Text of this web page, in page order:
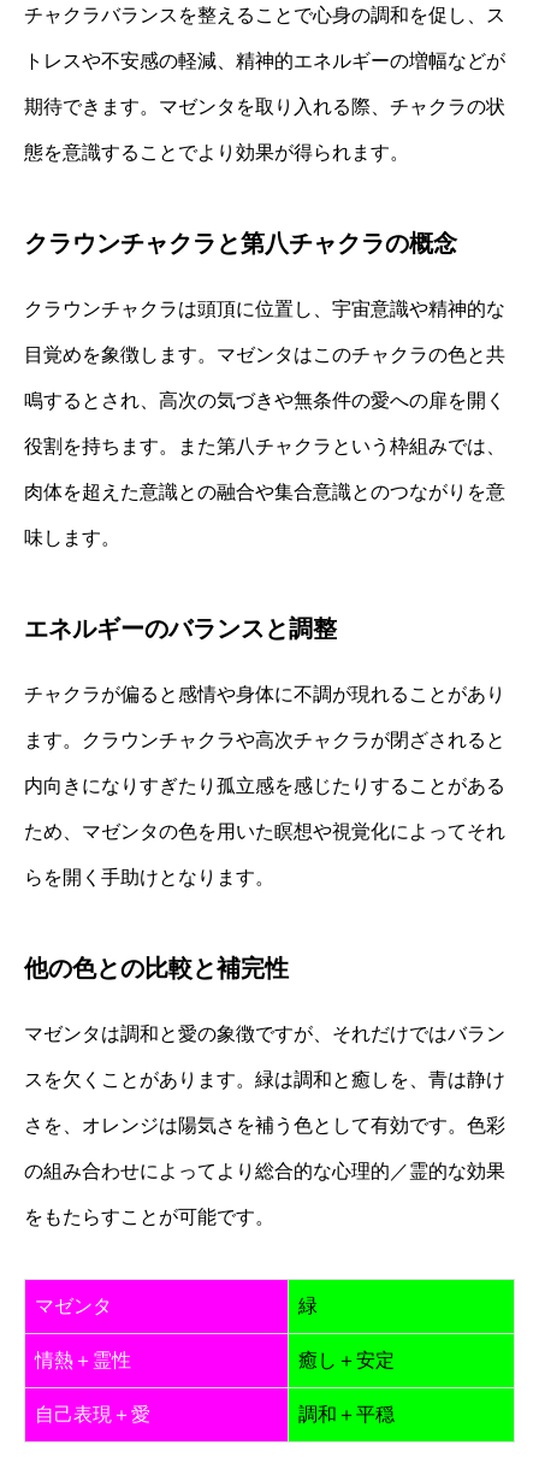
チャクラバランスを整えることで心身の調和を促し、ス
トレスや不安感の軽減、精神的エネルギーの増幅などが
期待できます。マゼンタを取り入れる際、チャクラの状
態を意識することでより効果が得られます。
クラウンチャクラと第八チャクラの概念
クラウンチャクラは頭頂に位置し、宇宙意識や精神的な
目覚めを象徴します。マゼンタはこのチャクラの色と共
鳴するとされ、高次の気づきや無条件の愛への扉を開く
役割を持ちます。また第八チャクラという枠組みでは、
肉体を超えた意識との融合や集合意識とのつながりを意
味します。
エネルギーのバランスと調整
チャクラが偏ると感情や身体に不調が現れることがあり
ます。クラウンチャクラや高次チャクラが閉ざされると
内向きになりすぎたり孤立感を感じたりすることがある
ため、マゼンタの色を用いた瞑想や視覚化によってそれ
らを開く手助けとなります。
他の色との比較と補完性
マゼンタは調和と愛の象徴ですが、それだけではバラン
スを欠くことがあります。緑は調和と癒しを、青は静け
さを、オレンジは陽気さを補う色として有効です。色彩
の組み合わせによってより総合的な心理的／霊的な効果
をもたらすことが可能です。
マゼンタ 緑
情熱＋霊性 癒し＋安定
自己表現＋愛 調和＋平穏